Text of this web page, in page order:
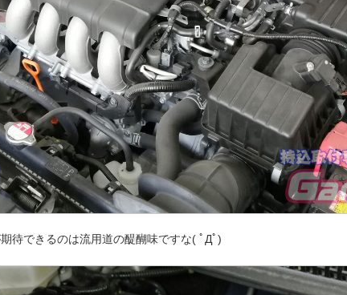
待できるのは流用道の醍醐味ですな( ﾟДﾟ)